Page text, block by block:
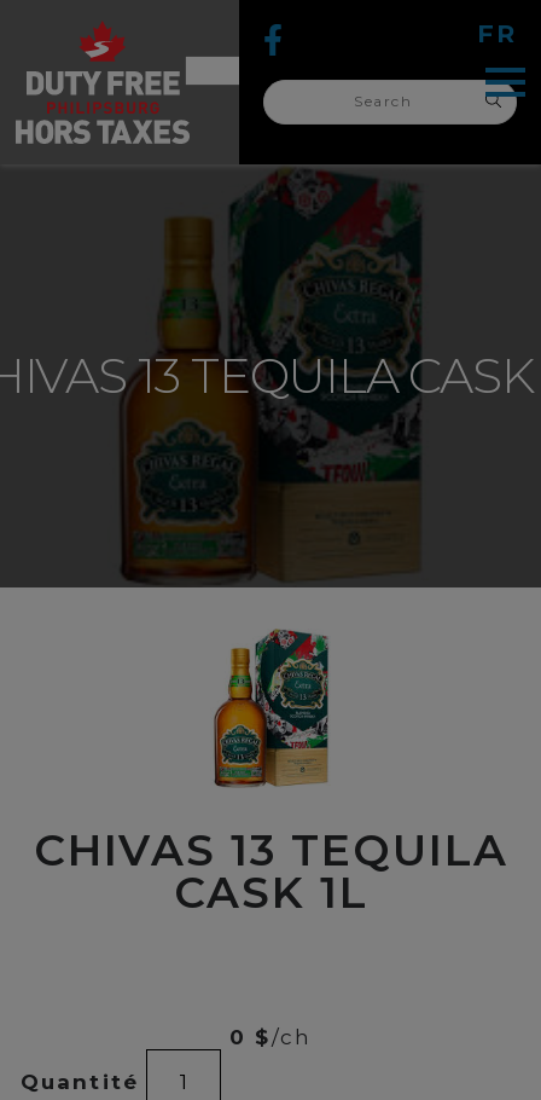
for:
FR
search
for:
13 TEQUILA CASK
CHIVAS 13 TEQUILA
CASK 1L
0 $ /ch
Quantité
CHIVAS